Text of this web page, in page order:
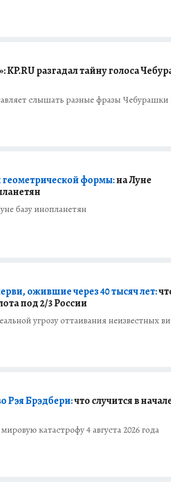
KP.RU разгадал тайну голоса
слышать разные фразы Чебурашки
формы:на Луне
базу инопланетян
ожившие через 40 тысяч лет:
под 2/3 России
угрозу оттаивания неизвестных
Рэя Брэдбери:что случится в
катастрофу 4 августа 2026 года